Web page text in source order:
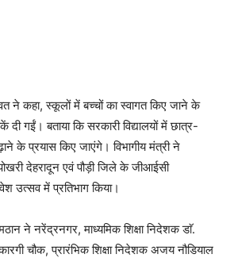
ने कहा, स्कूलों में बच्चों का स्वागत किए जाने के
दी गईं। बताया कि सरकारी विद्यालयों में छात्र-
के प्रयास किए जाएंगे। विभागीय मंत्री ने
देहरादून एवं पौड़ी जिले के जीआईसी
उत्सव में प्रतिभाग किया।
ने नरेंद्रनगर, माध्यमिक शिक्षा निदेशक डाॅ.
चौक, प्रारंभिक शिक्षा निदेशक अजय नौडियाल